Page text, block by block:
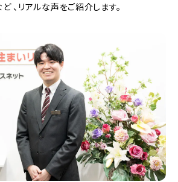
、リアルな声をご紹介します。